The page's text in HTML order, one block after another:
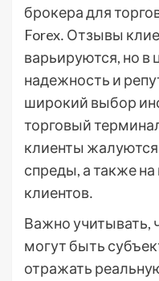
брокера для
Forex․ Отзывы
варьируются, но
надежность и
широкий выбор
торговый
клиенты
спреды, а также
клиентов․
Важно учитывать,
могут быть
отражать